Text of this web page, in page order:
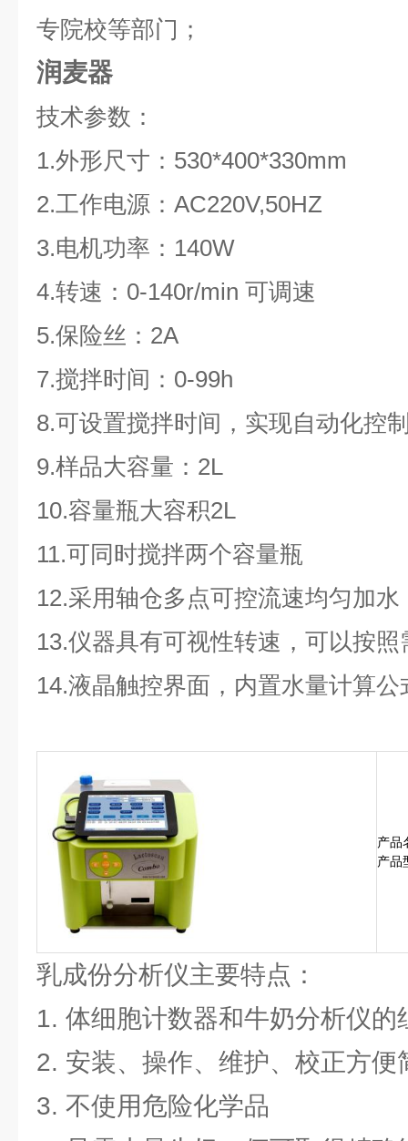
专院校等部门；
润麦器
技术参数：
1.外形尺寸：530*400*330mm
2.工作电源：AC220V,50HZ
3.电机功率：140W
4.转速：0-140r/min 可调速
5.保险丝：2A
7.搅拌时间：0-99h
8.可设置搅拌时间，实现自动化控
9.样品大容量：2L
10.容量瓶大容积2L
11.可同时搅拌两个容量瓶
12.采用轴仓多点可控流速均匀加水
13.仪器具有可视性转速，可以按
14.液晶触控界面，内置水量计算公
产品
产品
乳成份分析仪主要特点：
1. 体细胞计数器和牛奶分析仪的
2. 安装、操作、维护、校正方便
3. 不使用危险化学品